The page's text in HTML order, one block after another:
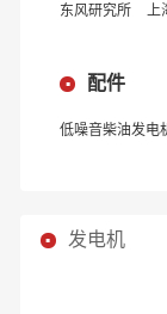
东风研究所
上
配件
低噪音柴油发电
发电机